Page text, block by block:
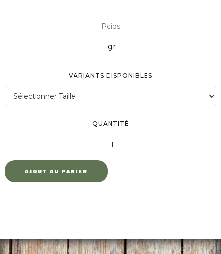
Poids
gr
VARIANTS DISPONIBLES
QUANTITÉ